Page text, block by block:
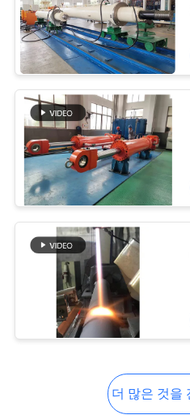
을
요
청
하
십
시
오
트
더 많은 것을